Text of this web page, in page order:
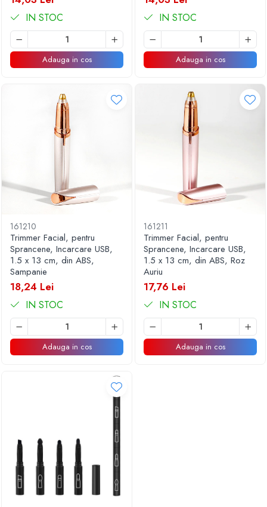
IN STOC
Adauga in cos
IN STOC
Adauga in cos
161210
Trimmer Facial, pentru
Sprancene, Incarcare USB,
1.5 x 13 cm, din ABS,
Sampanie
18,24 Lei
IN STOC
Adauga in cos
161211
Trimmer Facial, pentru
Sprancene, Incarcare USB,
1.5 x 13 cm, din ABS, Roz
Auriu
17,76 Lei
IN STOC
Adauga in cos